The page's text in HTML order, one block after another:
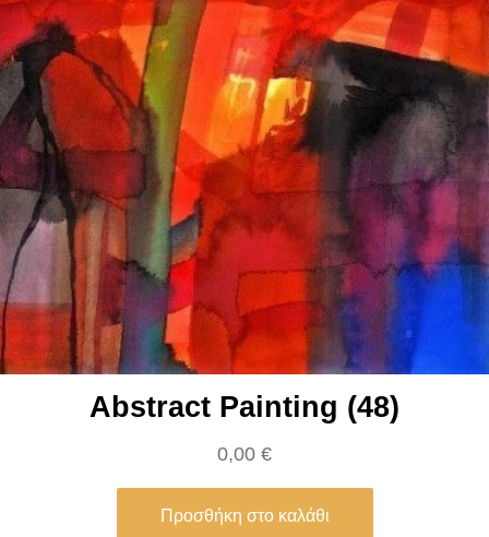
Abstract Painting (48)
0,00 €
Προσθήκη στο καλάθι